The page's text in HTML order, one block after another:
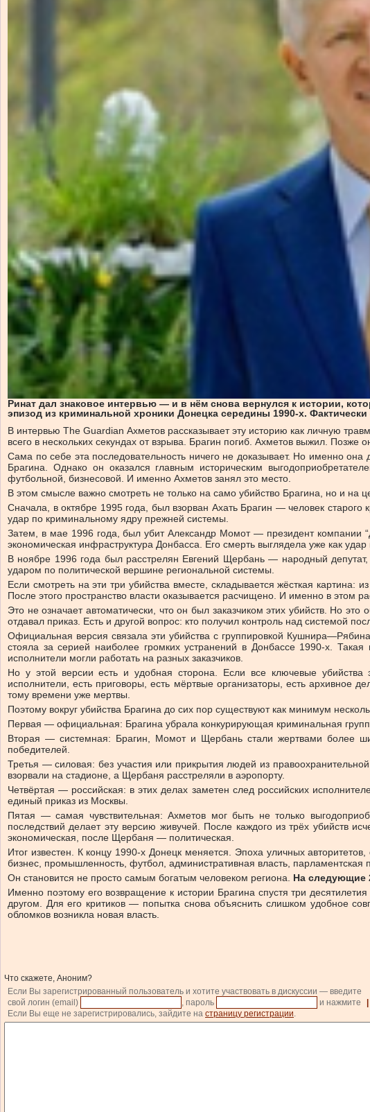
Ринат дал знаковое интервью — и в нём снова вернулся к истории,
эпизод из криминальной хроники Донецка середины 1990-х.
В интервью The Guardian Ахметов рассказывает эту историю как личную
всего в нескольких секундах от взрыва. Брагин погиб. Ахметов выжил. Позже
Сама по себе эта последовательность ничего не доказывает. Но именно
Брагина. Однако он оказался главным историческим
футбольной, бизнесовой. И именно Ахметов занял это место.
В этом смысле важно смотреть не только на само убийство Брагина, но и на
Сначала, в октябре 1995 года, был взорван Ахать Брагин — человек
удар по криминальному ядру прежней системы.
Затем, в мае 1996 года, был убит Александр Момот — президент компании
экономическая инфраструктура Донбасса. Его смерть выглядела уже как удар
В ноябре 1996 года был расстрелян Евгений Щербань — народный
ударом по политической вершине региональной системы.
Если смотреть на эти три убийства вместе, складывается жёсткая картина:
После этого пространство власти оказывается расчищено. И именно в этом
Это не означает автоматически, что он был заказчиком этих убийств. Но
отдавал приказ. Есть и другой вопрос: кто получил контроль над системой
Официальная версия связала эти убийства с группировкой
стояла за серией наиболее громких устранений в Донбассе 1990-х.
исполнители могли работать на разных заказчиков.
Но у этой версии есть и удобная сторона. Если все ключевые убийства
исполнители, есть приговоры, есть мёртвые организаторы, есть архивное
тому времени уже мертвы.
Поэтому вокруг убийства Брагина до сих пор существуют как минимум
Первая — официальная: Брагина убрала конкурирующая криминальная
Вторая — системная: Брагин, Момот и Щербань стали жертвами более
победителей.
Третья — силовая: без участия или прикрытия людей из
взорвали на стадионе, а Щербаня расстреляли в аэропорту.
Четвёртая — российская: в этих делах заметен след российских
единый приказ из Москвы.
Пятая — самая чувствительная: Ахметов мог быть не только
последствий делает эту версию живучей. После каждого из трёх
экономическая, после Щербаня — политическая.
Итог известен. К концу 1990-х Донецк меняется. Эпоха уличных
бизнес, промышленность, футбол, административная власть, парламентская
Он становится не просто самым богатым человеком региона. На следующие
Именно поэтому его возвращение к истории Брагина спустя три
другом. Для его критиков — попытка снова объяснить слишком удобное
обломков возникла новая власть.
Что скажете, Аноним?
Если Вы зарегистрированный пользователь и хотите участвовать в дискуссии — введите
свой логин (email)
, пароль и нажмите
Если Вы еще не зарегистрировались, зайдите на страницу регистрации.